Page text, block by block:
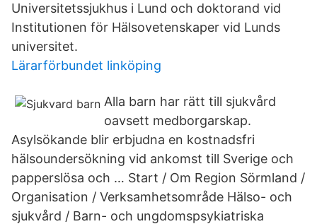
Universitetssjukhus i Lund och doktorand vid
Institutionen för Hälsovetenskaper vid Lunds
universitet.
Lärarförbundet linköping
Alla barn har rätt till sjukvård
oavsett medborgarskap.
Asylsökande blir erbjudna en kostnadsfri
hälsoundersökning vid ankomst till Sverige och
papperslösa och … Start / Om Region Sörmland /
Organisation / Verksamhetsområde Hälso- och
sjukvård / Barn- och ungdomspsykiatriska